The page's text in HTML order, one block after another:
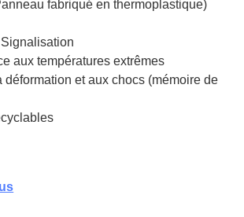
fabriqué en thermoplastique)
aux températures extrêmes
déformation et aux chocs (mémoire de